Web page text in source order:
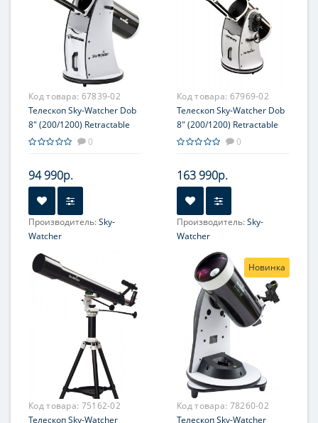
Фокусное расстояние, мм:
Максимальное полезное
увеличение, крат:
Фокусное расстояние, мм:
Максимальное полезное
увеличение, крат:
Код товара: 67839-02
Телескоп Sky-Watcher Dob
8" (200/1200) Retractable
0
94 990р.
Производитель:Sky-
Watcher
Диаметр главного зеркала
(апертура), мм:
Фокусное расстояние, мм:
Максимальное полезное
увеличение, крат:
Код товара: 67969-02
Телескоп Sky-Watcher Dob
8" (200/1200) Retractable
SynScan GOTO0
163 990р.
Производитель:Sky-
Watcher
Увеличение, крат:
Диаметр главного зеркала
(апертура), мм:
203 (8'')
Фокусное расстояние, мм:
1200
Максимальное полезное
увеличение, крат:
406
Код товара: 75162-02
Телескоп Sky-Watcher
Новинка
Код товара: 78260-02
Телескоп Sky-Watcher